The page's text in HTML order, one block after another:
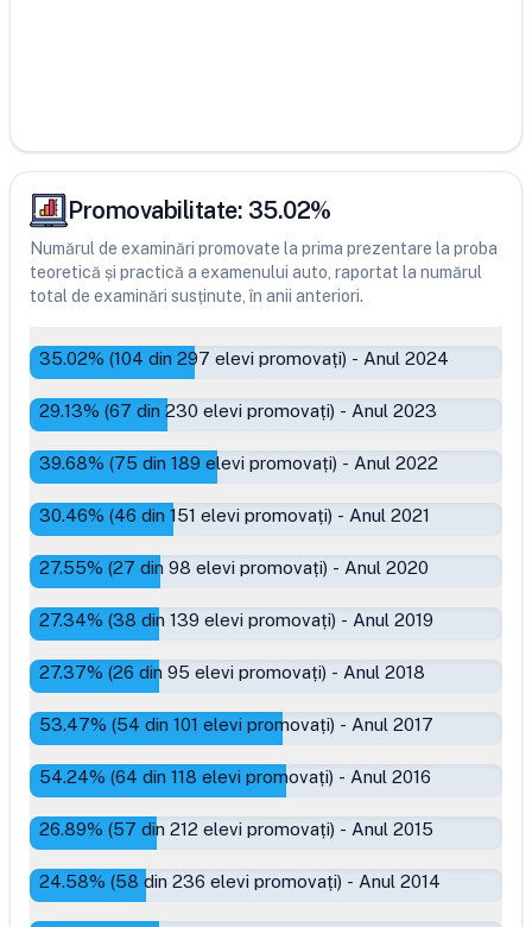
Promovabilitate: 35.02%
Numărul de examinări promovate la prima prezentare la proba
teoretică și practică a examenului auto, raportat la numărul
total de examinări susținute, în anii anteriori.
35.02% (104 din 297 elevi promovați) - Anul 2024
29.13% (67 din 230 elevi promovați) - Anul 2023
39.68% (75 din 189 elevi promovați) - Anul 2022
30.46% (46 din 151 elevi promovați) - Anul 2021
27.55% (27 din 98 elevi promovați) - Anul 2020
27.34% (38 din 139 elevi promovați) - Anul 2019
27.37% (26 din 95 elevi promovați) - Anul 2018
53.47% (54 din 101 elevi promovați) - Anul 2017
54.24% (64 din 118 elevi promovați) - Anul 2016
26.89% (57 din 212 elevi promovați) - Anul 2015
24.58% (58 din 236 elevi promovați) - Anul 2014